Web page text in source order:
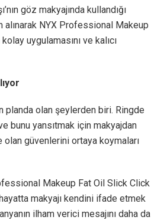
göz makyajında kullandığı
NYX Professional Makeup
uygulamasını ve kalıcı
planda olan şeylerden biri. Ringde
bunu yansıtmak için makyajdan
güvenlerini ortaya koymaları
Makeup Fat Oil Slick Click
makyajı kendini ifade etmek
ilham verici mesajını daha da